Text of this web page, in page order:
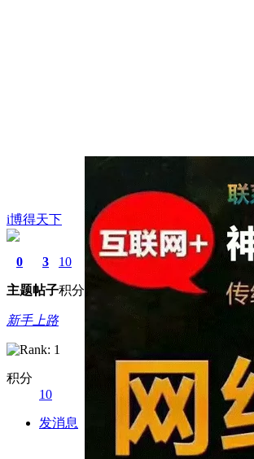
i博得天下
0
主题
3
帖子
10
积分
新手上路
积分
10
发消息